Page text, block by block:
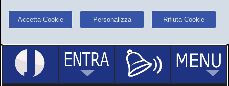
Accetta Cookie Personalizza Rifiuta Cookie